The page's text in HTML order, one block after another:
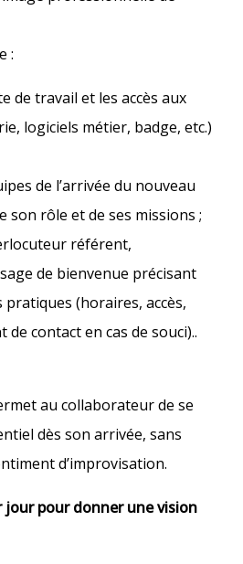
:
de travail et les accès aux
logiciels métier, badge, etc.)
de l’arrivée du nouveau
son rôle et de ses missions ;
référent,
de bienvenue précisant
(horaires, accès,
de contact en cas de souci).​.
au collaborateur de se
dès son arrivée, sans
d’improvisation.
jour pour donner une vision